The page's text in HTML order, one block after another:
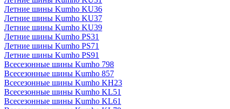
Летние шины Kumho KU36
Летние шины Kumho KU37
Летние шины Kumho KU39
Летние шины Kumho PS31
Летние шины Kumho PS71
Летние шины Kumho PS91
Всесезонные шины Kumho 798
Всесезонные шины Kumho 857
Всесезонные шины Kumho KH23
Всесезонные шины Kumho KL51
Всесезонные шины Kumho KL61